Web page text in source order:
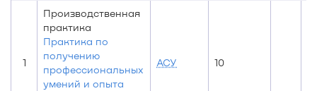
1
Производственная
практика
Практика по
получению
профессиональных
умений и опыта
АСУ 10